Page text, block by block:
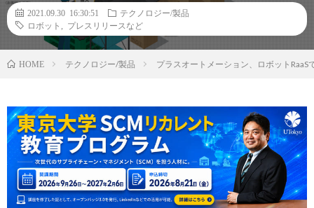
2021.09.30 16:30:51
テクノロジー/製品
ロボット
プレスリリースなど
HOME テクノロジー/製品 プラスオートメーション、ロボット